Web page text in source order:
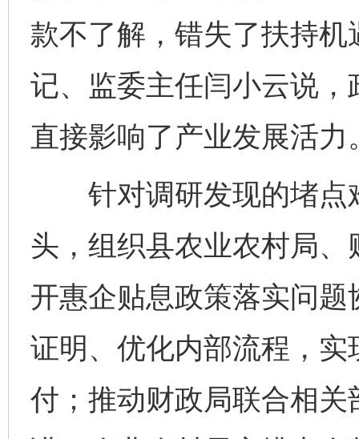
款不了解，错失了扶持机
记、监委主任闫小云说，
直接影响了产业发展活力
针对调研发现的堵点
头，组织县农业农村局
开惠企贴息政策落实问
证明、优化内部流程，
付；推动财政局联合相